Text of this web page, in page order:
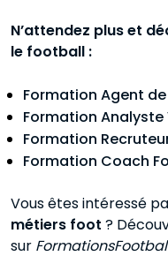
N’attendez plus et
le football :
Formation Agent
Formation Analyste
Formation
Formation Coach
Vous êtes intéressé
métiers foot ?
sur